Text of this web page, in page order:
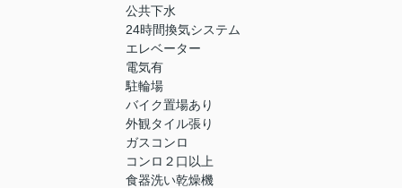
公共下水
24時間換気システム
エレベーター
電気有
駐輪場
バイク置場あり
外観タイル張り
ガスコンロ
コンロ２口以上
食器洗い乾燥機